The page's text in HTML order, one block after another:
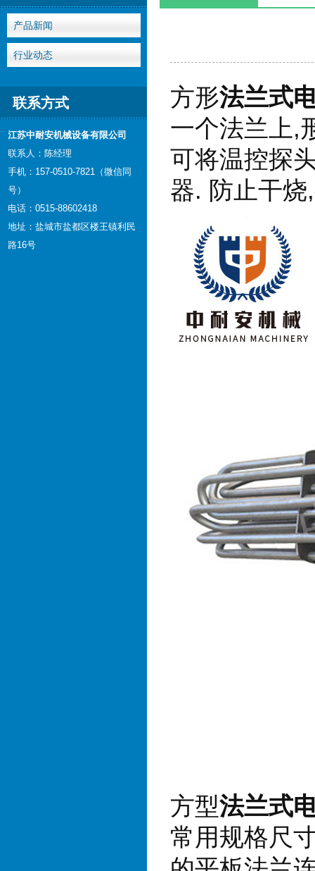
产品新闻
行业动态
联系方式
江苏中耐安机械设备有限公司
联系人：陈经理
手机：157-0510-7821（微信同
号）
电话：0515-88602418
地址：盐城市盐都区楼王镇利民
路16号
方形法兰式
一个法兰上,
可将温控探
器. 防止干
方型法兰式
常用规格尺